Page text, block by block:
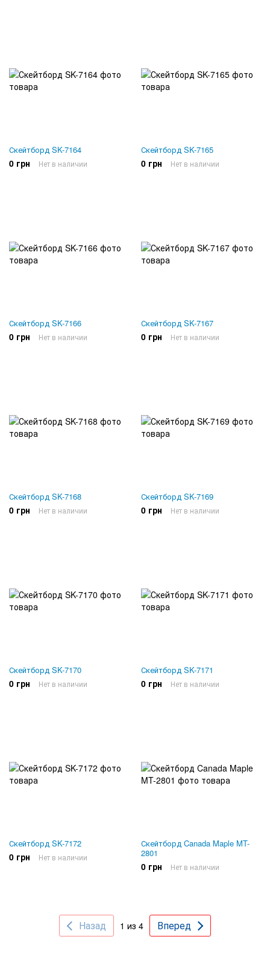
Скейтборд SK-7164
0 грн Нет в наличии
Скейтборд SK-7165
0 грн Нет в наличии
Скейтборд SK-7166
0 грн Нет в наличии
Скейтборд SK-7167
0 грн Нет в наличии
Скейтборд SK-7168
0 грн Нет в наличии
Скейтборд SK-7169
0 грн Нет в наличии
Скейтборд SK-7170
0 грн Нет в наличии
Скейтборд SK-7171
0 грн Нет в наличии
Скейтборд SK-7172
0 грн Нет в наличии
Скейтборд Canada Maple MT-
2801
0 грн Нет в наличии
Назад 1 из 4 Вперед